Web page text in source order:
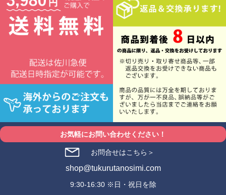
お気軽にお問い合わせください！
お問合せはこちら＞
shop@tukurutanosimi.com
9:30-16:30 ※日・祝日を除